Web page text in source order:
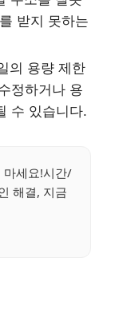
받지 못하는
의 용량 제한
정하거나 용
수 있습니다.
마세요!시간/
해결, 지금